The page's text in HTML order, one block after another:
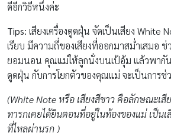
ดีอีกวิธีหนึ่งค่ะ
Tips: เสียงเครื่องดูดฝุ่น จัดเป็นเสียง White
เรียบ มีความถี่ของเสียงที่ออกมาสม่ำเสมอ ช่
ยอมนอน คุณแม่ให้ลูกนั่งบนเป้อุ้ม แล้วพากัน
ดูดฝุ่น กับการโยกตัวของคุณแม่ จะเป็นการช่
(White Note หรือ เสียงสีขาว คือลักษณะเสี
ทารกเคยได้ยินตอนที่อยู่ในท้องของแม่ เป็นเ
ที่ไหลผ่านรก )